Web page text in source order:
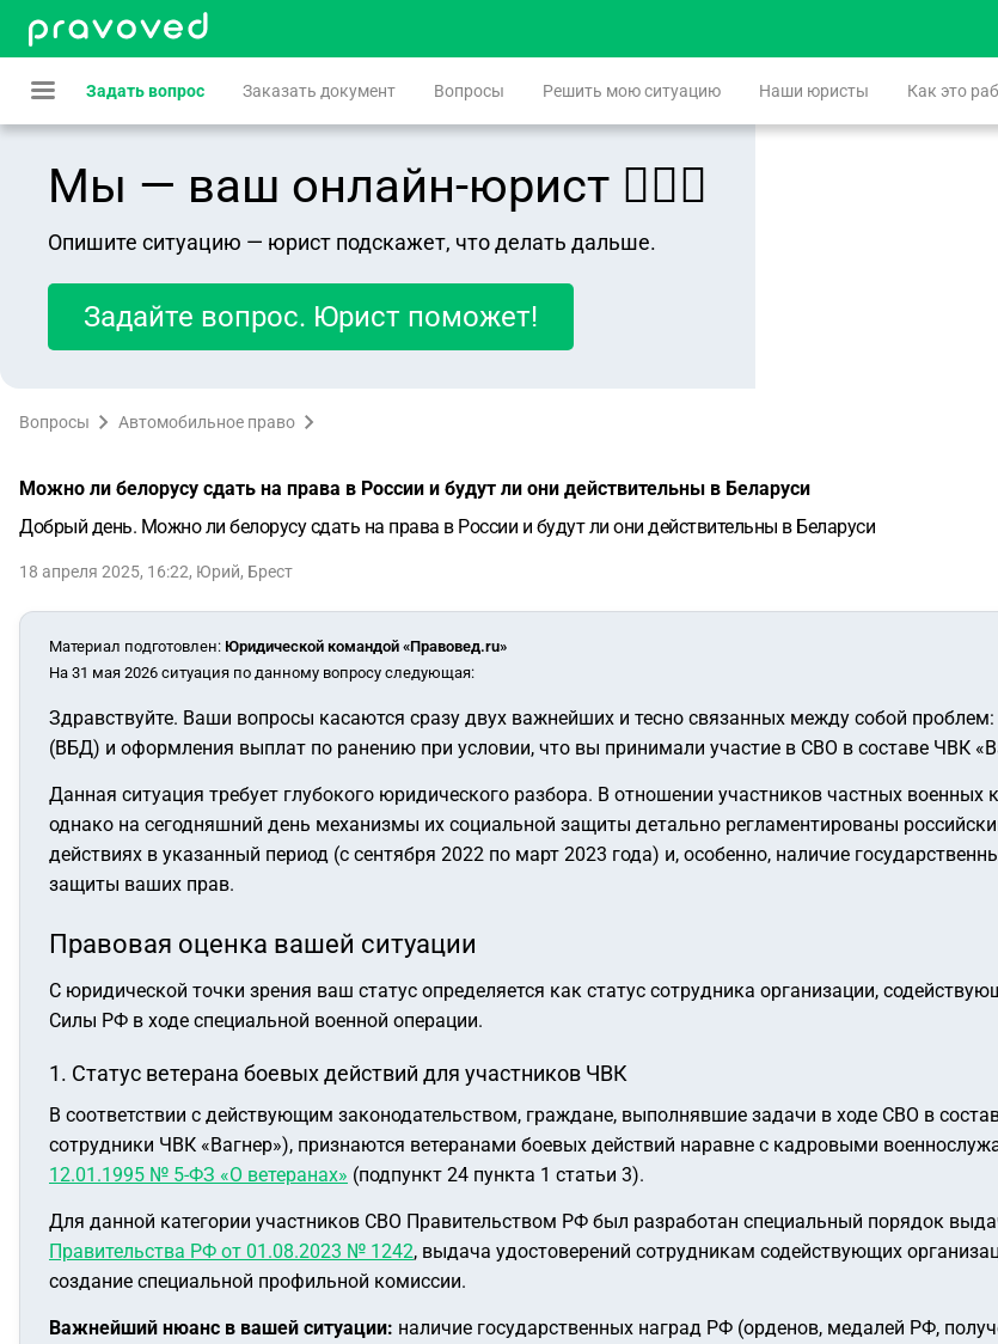
Задать вопрос Заказать документ Вопросы Решить мою ситуацию Наши юристы Как это
Мы — ваш онлайн-юрист 👨🏻‍⚖️
Опишите ситуацию — юрист подскажет, что делать дальше.
Задайте вопрос. Юрист поможет!
Вопросы Автомобильное право
Можно ли белорусу сдать на права в России и будут ли они действительны в Беларуси
Добрый день. Можно ли белорусу сдать на права в России и будут ли они действительны в Беларуси
18 апреля 2025, 16:22, Юрий, Брест
Материал подготовлен: Юридической командой «Правовед.ru»
На 31 мая 2026 ситуация по данному вопросу следующая:
Здравствуйте. Ваши вопросы касаются сразу двух важнейших и тесно связанных между собой
(ВБД) и оформления выплат по ранению при условии, что вы принимали участие в СВО в составе ЧВК
Данная ситуация требует глубокого юридического разбора. В отношении участников частных
однако на сегодняшний день механизмы их социальной защиты детально регламентированы
действиях в указанный период (с сентября 2022 по март 2023 года) и, особенно, наличие
защиты ваших прав.
Правовая оценка вашей ситуации
С юридической точки зрения ваш статус определяется как статус сотрудника организации,
Силы РФ в ходе специальной военной операции.
1. Статус ветерана боевых действий для участников ЧВК
В соответствии с действующим законодательством, граждане, выполнявшие задачи в ходе СВО в
сотрудники ЧВК «Вагнер»), признаются ветеранами боевых действий наравне с кадровыми
12.01.1995 № 5-ФЗ «О ветеранах» (подпункт 24 пункта 1 статьи 3).
Для данной категории участников СВО Правительством РФ был разработан специальный порядок
Правительства РФ от 01.08.2023 № 1242, выдача удостоверений сотрудникам содействующих
создание специальной профильной комиссии.
Важнейший нюанс в вашей ситуации: наличие государственных наград РФ (орденов, медалей РФ,